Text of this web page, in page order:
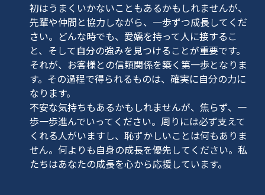
初はうまくいかないこともあるかもしれませんが、
先輩や仲間と協力しながら、一歩ずつ成長してくだ
さい。どんな時でも、愛嬌を持って人に接するこ
と、そして自分の強みを見つけることが重要です。
それが、お客様との信頼関係を築く第一歩となりま
す。その過程で得られるものは、確実に自分の力に
なります。
不安な気持ちもあるかもしれませんが、焦らず、一
歩一歩進んでいってください。周りには必ず支えて
くれる人がいますし、恥ずかしいことは何もありま
せん。何よりも自身の成長を優先してください。私
たちはあなたの成長を心から応援しています。